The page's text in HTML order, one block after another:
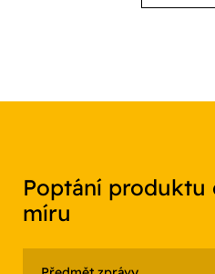
Poptání produktu
míru